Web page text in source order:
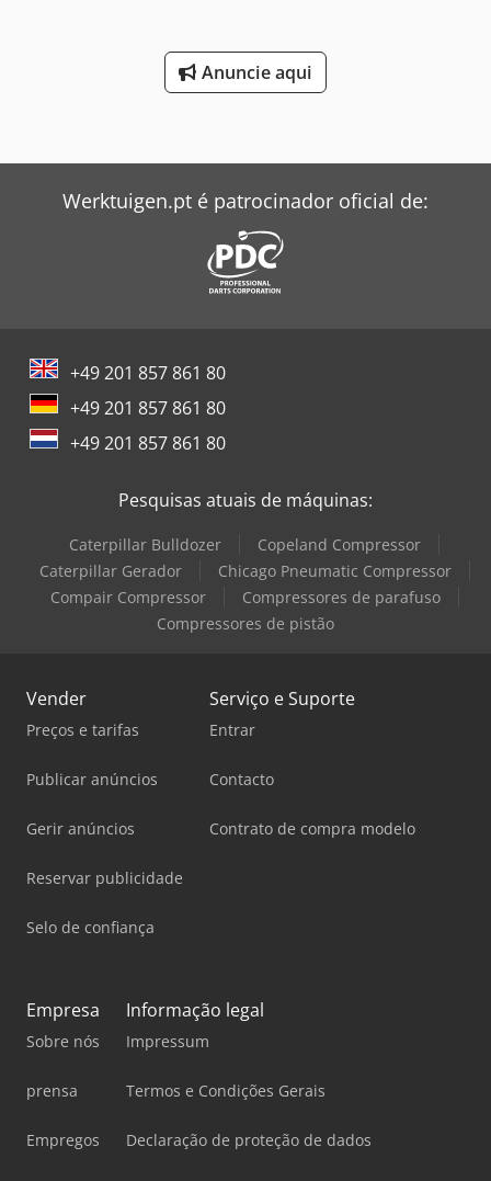
Anuncie aqui
Werktuigen.pt é patrocinador oficial de:
+49 201 857 861 80
+49 201 857 861 80
+49 201 857 861 80
Pesquisas atuais de máquinas:
Caterpillar Bulldozer
Copeland Compressor
Caterpillar Gerador
Chicago Pneumatic Compressor
Compair Compressor
Compressores de parafuso
Compressores de pistão
Vender
Preços e tarifas
Publicar anúncios
Gerir anúncios
Reservar publicidade
Selo de confiança
Serviço e Suporte
Entrar
Contacto
Contrato de compra modelo
Empresa
Sobre nós
prensa
Empregos
Informação legal
Impressum
Termos e Condições Gerais
Declaração de proteção de dados